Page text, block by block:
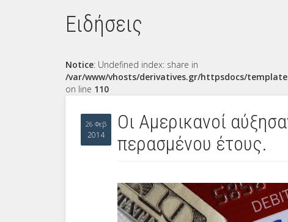
Ειδήσεις
Notice: Undefined index: share in
/var/www/vhosts/derivatives.gr/httpsdocs/
on line 110
26 Φεβ
2014
Οι Αμερικανοί
περασμένου έτους.